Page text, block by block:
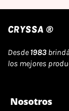
CRYSSA ®
Desde 1983
los mejores
Nosotros